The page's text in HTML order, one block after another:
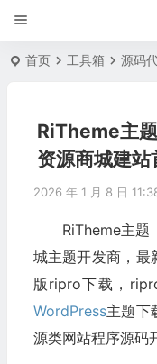
首页 工具箱 源码
RiTheme主
资源商城建
2026 年 1 月 8 日
RiTheme主题
城主题开发商，
版ripro下载，
WordPress主题下
源类网站程序源码